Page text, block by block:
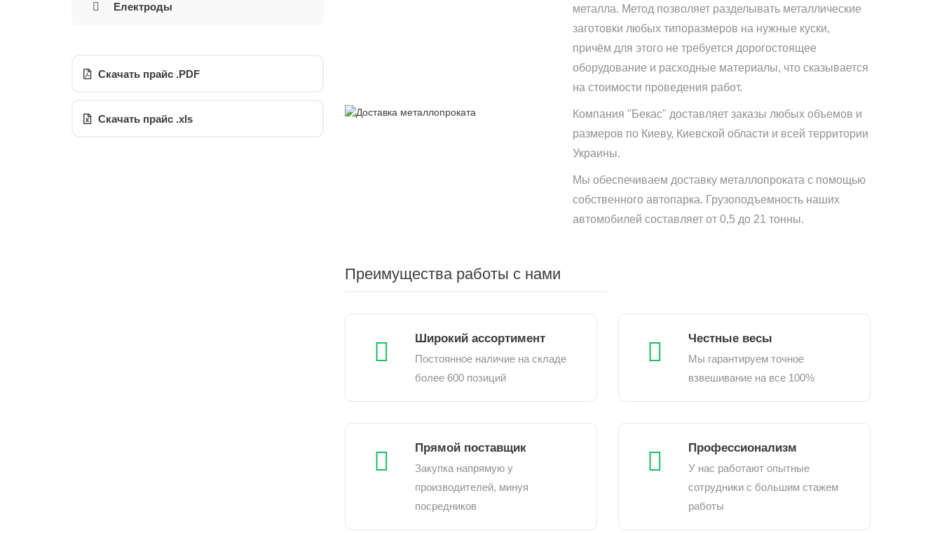
Електроды
Скачать прайс .PDF
Скачать прайс .xls
металла. Метод позволяет разделывать металлические
заготовки любых типоразмеров на нужные куски,
причём для этого не требуется дорогостоящее
оборудование и расходные материалы, что сказывается
на стоимости проведения работ.
Компания "Бекас" доставляет заказы любых объемов и
размеров по Киеву, Киевской области и всей территории
Украины.
Мы обеспечиваем доставку металлопроката с помощью
собственного автопарка. Грузоподъемность наших
автомобилей составляет от 0,5 до 21 тонны.
Преимущества работы с нами
Широкий ассортимент
Постоянное наличие на складе
более 600 позиций
Честные весы
Мы гарантируем точное
взвешивание на все 100%
Прямой поставщик
Закупка напрямую у
производителей, минуя
посредников
Профессионализм
У нас работают опытные
сотрудники с большим стажем
работы